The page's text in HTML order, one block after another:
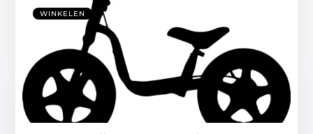
WINKELEN